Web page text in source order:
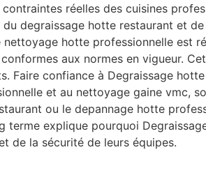
réelles des cuisines
degraissage hotte restaurant et
hotte professionnelle est
aux normes en vigueur.
Faire confiance à Degraissage
et au nettoyage gaine vmc,
ou le depannage hotte
terme explique pourquoi
de la sécurité de leurs équipes.